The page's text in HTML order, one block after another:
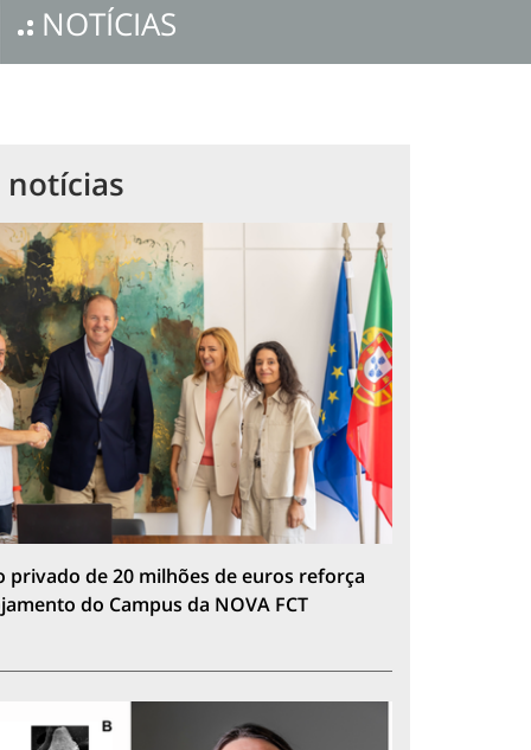
NOTÍCIAS
privado de 20 milhões de euros reforça
do Campus da NOVA FCT